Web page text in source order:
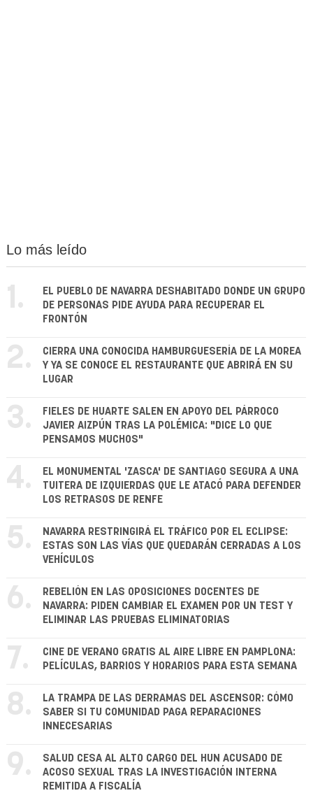
Lo más leído
1.
EL PUEBLO DE NAVARRA DESHABITADO DONDE UN GRUPO
DE PERSONAS PIDE AYUDA PARA RECUPERAR EL
FRONTÓN
2.
CIERRA UNA CONOCIDA HAMBURGUESERÍA DE LA MOREA
Y YA SE CONOCE EL RESTAURANTE QUE ABRIRÁ EN SU
LUGAR
3.
FIELES DE HUARTE SALEN EN APOYO DEL PÁRROCO
JAVIER AIZPÚN TRAS LA POLÉMICA: "DICE LO QUE
PENSAMOS MUCHOS"
4.
EL MONUMENTAL 'ZASCA' DE SANTIAGO SEGURA A UNA
TUITERA DE IZQUIERDAS QUE LE ATACÓ PARA DEFENDER
LOS RETRASOS DE RENFE
5.
NAVARRA RESTRINGIRÁ EL TRÁFICO POR EL ECLIPSE:
ESTAS SON LAS VÍAS QUE QUEDARÁN CERRADAS A LOS
VEHÍCULOS
6.
REBELIÓN EN LAS OPOSICIONES DOCENTES DE
NAVARRA: PIDEN CAMBIAR EL EXAMEN POR UN TEST Y
ELIMINAR LAS PRUEBAS ELIMINATORIAS
7.
CINE DE VERANO GRATIS AL AIRE LIBRE EN PAMPLONA:
PELÍCULAS, BARRIOS Y HORARIOS PARA ESTA SEMANA
8.
LA TRAMPA DE LAS DERRAMAS DEL ASCENSOR: CÓMO
SABER SI TU COMUNIDAD PAGA REPARACIONES
INNECESARIAS
9.
SALUD CESA AL ALTO CARGO DEL HUN ACUSADO DE
ACOSO SEXUAL TRAS LA INVESTIGACIÓN INTERNA
REMITIDA A FISCALÍA